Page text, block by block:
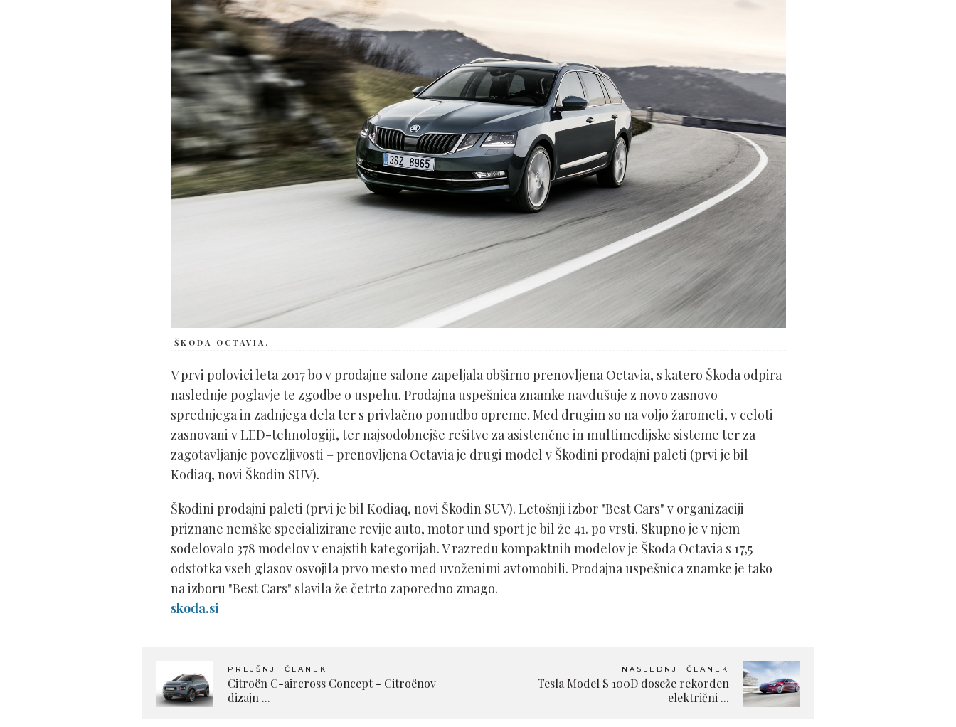
ŠKODA OCTAVIA.
V prvi polovici leta 2017 bo v prodajne salone zapeljala obširno prenovljena Octavia, s katero Škoda odpira
naslednje poglavje te zgodbe o uspehu. Prodajna uspešnica znamke navdušuje z novo zasnovo
sprednjega in zadnjega dela ter s privlačno ponudbo opreme. Med drugim so na voljo žarometi, v celoti
zasnovani v LED-tehnologiji, ter najsodobnejše rešitve za asistenčne in multimedijske sisteme ter za
zagotavljanje povezljivosti – prenovljena Octavia je drugi model v Škodini prodajni paleti (prvi je bil
Kodiaq, novi Škodin SUV).
Škodini prodajni paleti (prvi je bil Kodiaq, novi Škodin SUV). Letošnji izbor "Best Cars" v organizaciji
priznane nemške specializirane revije auto, motor und sport je bil že 41. po vrsti. Skupno je v njem
sodelovalo 378 modelov v enajstih kategorijah. V razredu kompaktnih modelov je Škoda Octavia s 17,5
odstotka vseh glasov osvojila prvo mesto med uvoženimi avtomobili. Prodajna uspešnica znamke je tako
na izboru "Best Cars" slavila že četrto zaporedno zmago.
skoda.si
PREJŠNJI ČLANEK
Citroën C-aircross Concept - Citroënov
dizajn ...
NASLEDNJI ČLANEK
Tesla Model S 100D doseže rekorden
električni ...